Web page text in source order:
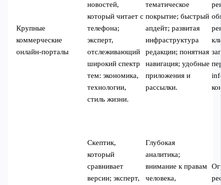
Крупные
коммерческие
онлайн-порталы
новостей,
который читает с
телефона;
эксперт,
отслеживающий
широкий спектр
тем: экономика,
технологии,
стиль жизни.
тематическое
покрытие; быстрый
апдейт; развитая
инфраструктура
редакции; понятная
навигация; удобные
приложения и
рассылки.
Скептик,
который
сравнивает
версии; эксперт,
Глубокая
аналитика;
внимание к правам
человека,